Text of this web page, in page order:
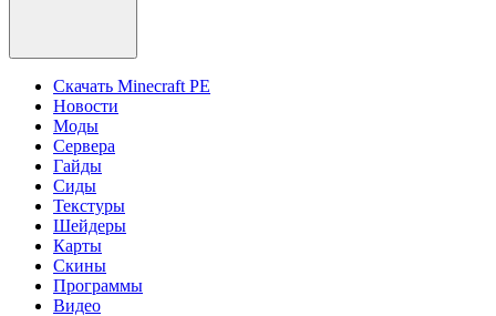
Скачать Minecraft PE
Новости
Моды
Сервера
Гайды
Сиды
Текстуры
Шейдеры
Карты
Скины
Программы
Видео